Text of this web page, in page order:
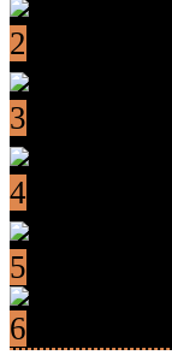
2
3
4
5
6